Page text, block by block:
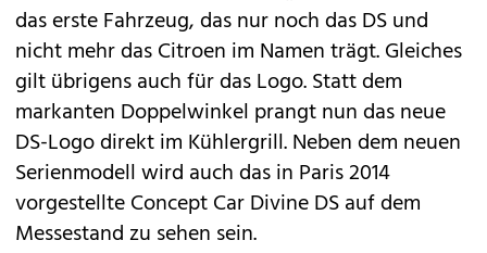
das erste Fahrzeug, das nur noch das DS und
nicht mehr das Citroen im Namen trägt. Gleiches
gilt übrigens auch für das Logo. Statt dem
markanten Doppelwinkel prangt nun das neue
DS-Logo direkt im Kühlergrill. Neben dem neuen
Serienmodell wird auch das in Paris 2014
vorgestellte Concept CarDivine DSauf dem
Messestand zu sehen sein.